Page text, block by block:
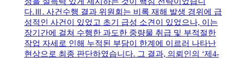
다.Ⅲ. 사건수행 결과 위원회는 비록 재해 발생 경위에 급
성적인 사건이 있었고 초기 급성 소견이 있었으나, 이는
장기간에 걸쳐 수행한 과도한 중량물 취급 및 부적절한
작업 자세로 인해 누적된 부담이 한계에 이르러 나타난
현상으로 최종 판단하였습니다. 그 결과, 의뢰인의 ‘제4-